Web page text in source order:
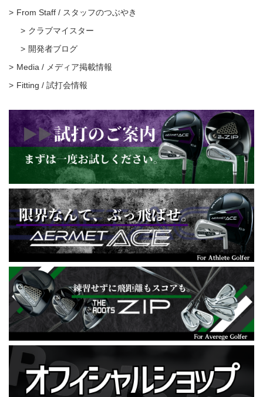
From Staff / スタッフのつぶやき
クラブマイスター
開発者ブログ
Media / メディア掲載情報
Fitting / 試打会情報